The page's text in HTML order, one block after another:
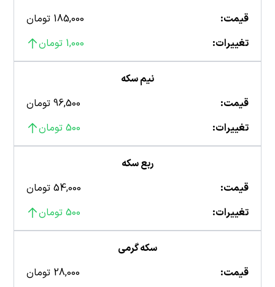
قیمت:
185,000 تومان
تغییرات:
1,000 تومان
نیم سکه
قیمت:
96,500 تومان
تغییرات:
500 تومان
ربع سکه
قیمت:
54,000 تومان
تغییرات:
500 تومان
سکه گرمی
قیمت:
28,000 تومان